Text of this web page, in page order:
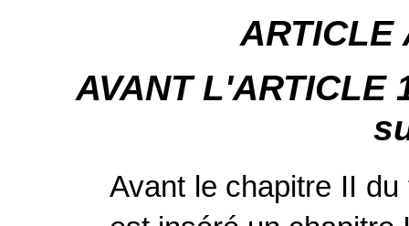
ARTICLE
AVANT
Avant le chapitre II du